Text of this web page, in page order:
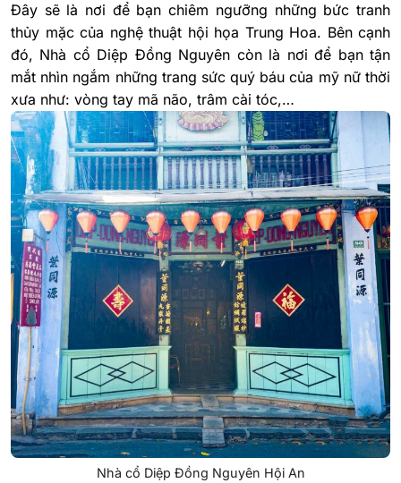
Đây sẽ là nơi để bạn chiêm ngưỡng những bức tranh
thủy mặc của nghệ thuật hội họa Trung Hoa. Bên cạnh
đó, Nhà cổ Diệp Đồng Nguyên còn là nơi để bạn tận
mắt nhìn ngắm những trang sức quý báu của mỹ nữ thời
xưa như: vòng tay mã não, trâm cài tóc,…
Nhà cổ Diệp Đồng Nguyên Hội An